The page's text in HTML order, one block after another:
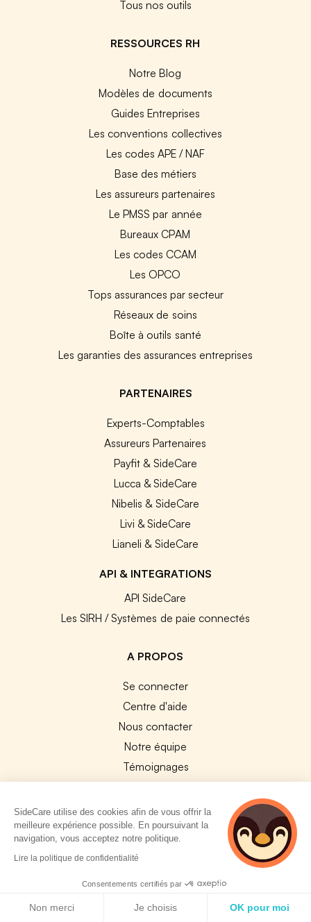
Tous nos outils
RESSOURCES RH
Notre Blog
Modèles de documents
Guides Entreprises
Les conventions collectives
Les codes APE / NAF
Base des métiers
Les assureurs partenaires
Le PMSS par année
Bureaux CPAM
Les codes CCAM
Les OPCO
Tops assurances par secteur
Réseaux de soins
Boîte à outils santé
Les garanties des assurances entreprises
PARTENAIRES
Experts-Comptables
Assureurs Partenaires
Payfit & SideCare
Lucca & SideCare
Nibelis & SideCare
Livi & SideCare
Lianeli & SideCare
API & INTEGRATIONS
API SideCare
Les SIRH / Systèmes de paie connectés
A PROPOS
Se connecter
Centre d'aide
Nous contacter
Notre équipe
Témoignages
Travailler chez SideCare
Mentions légales
CGU & RGPD
Cookies
App Store
SideCare utilise des cookies afin de vous offrir la
meilleure expérience possible. En poursuivant la
navigation, vous acceptez notre politique.
Lire la politique de confidentialité
Consentements certifiés par
Non merci Je choisis OK pour moi
2 personnes
consultent
actuellement cette